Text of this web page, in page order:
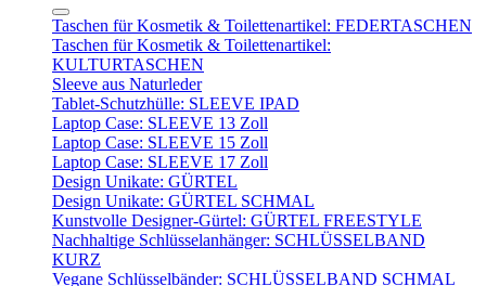
Taschen für Kosmetik & Toilettenartikel: FEDERTASCHEN
Taschen für Kosmetik & Toilettenartikel:
KULTURTASCHEN
Sleeve aus Naturleder
Tablet-Schutzhülle: SLEEVE IPAD
Laptop Case: SLEEVE 13 Zoll
Laptop Case: SLEEVE 15 Zoll
Laptop Case: SLEEVE 17 Zoll
Design Unikate: GÜRTEL
Design Unikate: GÜRTEL SCHMAL
Kunstvolle Designer-Gürtel: GÜRTEL FREESTYLE
Nachhaltige Schlüsselanhänger: SCHLÜSSELBAND
KURZ
Vegane Schlüsselbänder: SCHLÜSSELBAND SCHMAL